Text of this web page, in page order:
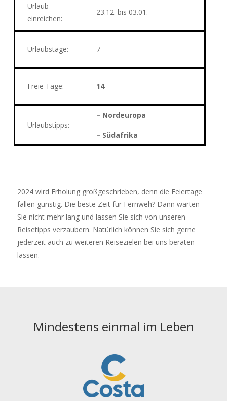
Urlaub
einreichen:
23.12. bis 03.01.
Urlaubstage: 7
Freie Tage: 14
Urlaubstipps:
– Nordeuropa
– Südafrika
2024 wird Erholung großgeschrieben, denn die Feiertage
fallen günstig. Die beste Zeit für Fernweh? Dann warten
Sie nicht mehr lang und lassen Sie sich von unseren
Reisetipps verzaubern. Natürlich können Sie sich gerne
jederzeit auch zu weiteren Reisezielen bei uns beraten
lassen.
Mindestens einmal im Leben